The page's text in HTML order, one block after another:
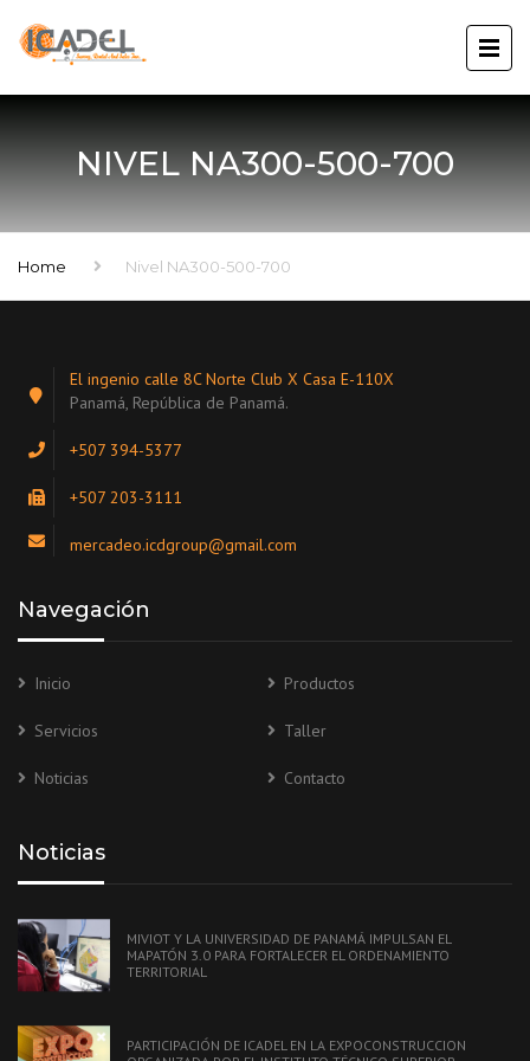
NIVEL NA300-500-700
Home Nivel NA300-500-700
El ingenio calle 8C Norte Club X Casa E-110X
Panamá, República de Panamá.
+507 394-5377
+507 203-3111
mercadeo.icdgroup@gmail.com
Navegación
Inicio Productos
Servicios Taller
Noticias Contacto
Noticias
MIVIOT Y LA UNIVERSIDAD DE PANAMÁ IMPULSAN EL
MAPATÓN 3.0 PARA FORTALECER EL ORDENAMIENTO
TERRITORIAL
PARTICIPACIÓN DE ICADEL EN LA EXPOCONSTRUCCION